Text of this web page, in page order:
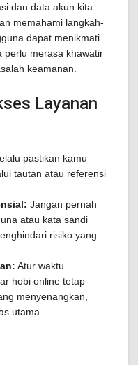
dan data akun kita
memahami langkah-
dapat menikmati
perlu merasa khawatir
keamanan.
Layanan
pastikan kamu
tautan atau referensi
Jangan pernah
atau kata sandi
risiko yang
Atur waktu
hobi online tetap
menyenangkan,
utama.